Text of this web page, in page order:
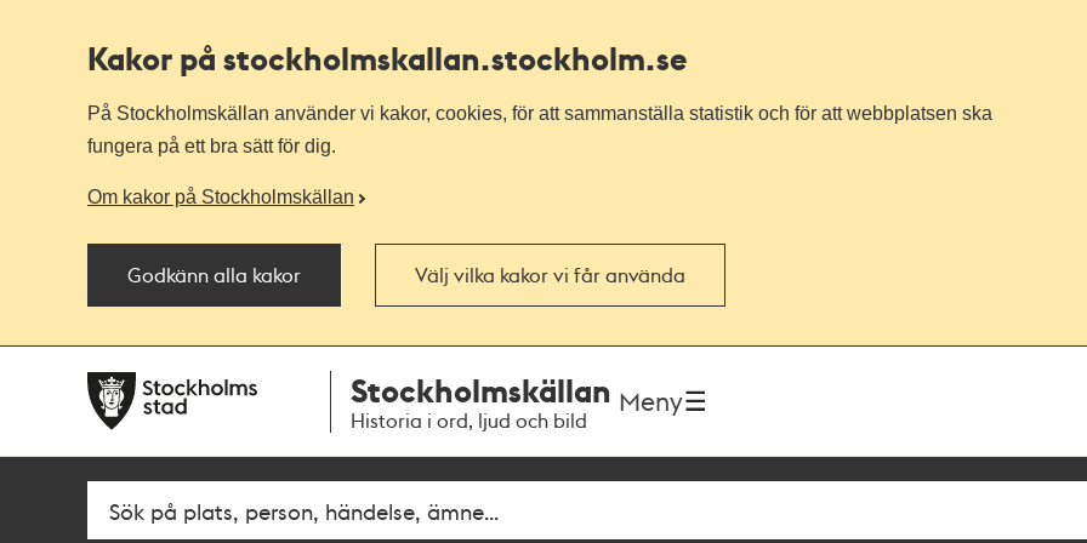
Kakor på stockholmskallan.stockholm.se
På Stockholmskällan använder vi kakor, cookies, för att sammanställa statistik och för att webbplatsen ska
fungera på ett bra sätt för dig.
Om kakor på Stockholmskällan
Godkänn alla kakor Välj vilka kakor vi får använda
navigationen
huvudinnehållet
Stockholmskällan
Historia i ord, ljud och bild
Meny
SökFritextsök